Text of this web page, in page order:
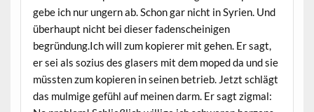
gebe ich nur ungern ab. Schon gar nicht in Syrien. Und
überhaupt nicht bei dieser fadenscheinigen
begründung.Ich will zum kopierer mit gehen. Er sagt,
er sei als sozius des glasers mit dem moped da und sie
müssten zum kopieren in seinen betrieb. Jetzt schlägt
das mulmige gefühl auf meinen darm. Er sagt zigmal: